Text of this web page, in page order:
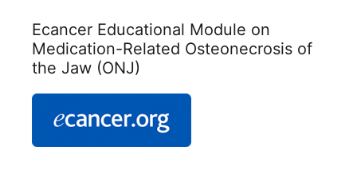
Ecancer Educational Module on
Medication-Related Osteonecrosis of
the Jaw (ONJ)